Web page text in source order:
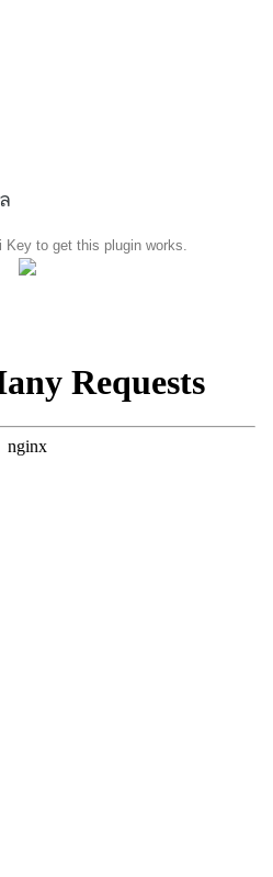
Key to get this plugin works.